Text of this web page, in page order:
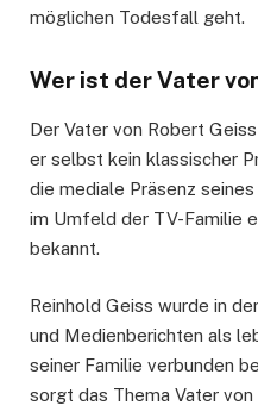
möglichen Todesfall geht.
Wer ist der Vater
Der Vater von Robert
er selbst kein klassischer
die mediale Präsenz
im Umfeld der TV-Familie
bekannt.
Reinhold Geiss wurde in
und Medienberichten als
seiner Familie verbunden
sorgt das Thema Vater